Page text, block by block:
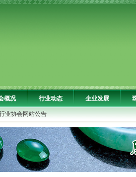
概况 行业动态 企业发展
业协会网站公告